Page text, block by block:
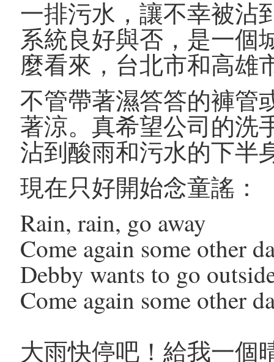
一排污水，讓不幸被沾
系統良好與否，是一個
麼看來，台北市和高雄
不管帶著濕答答的褲管
著涼。真希望公司的洗
沾到酸雨和污水的下半
現在只好開始念童謠：
Rain, rain, go away
Come again some other
Debby wants to go
Come again some other
大雨快停吧！給我一個